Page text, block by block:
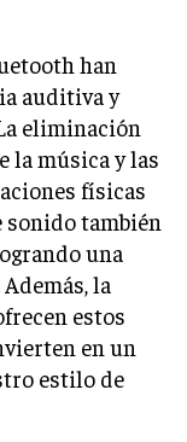
han
auditiva y
eliminación
la música y las
físicas
sonido también
una
la
estos
en un
estilo de